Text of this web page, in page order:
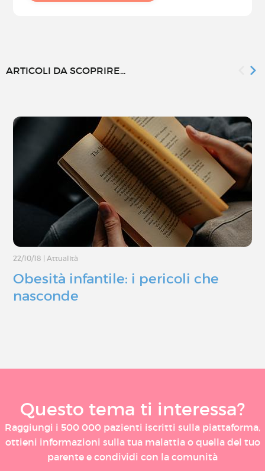
ARTICOLI DA SCOPRIRE...
22/10/18 Attualità
Obesità infantile: i pericoli che
nasconde
Questo tema ti interessa?
Raggiungi i 500 000 pazienti iscritti sulla piattaforma,
ottieni informazioni sulla tua malattia o quella del tuo
parente e condividi con la comunità